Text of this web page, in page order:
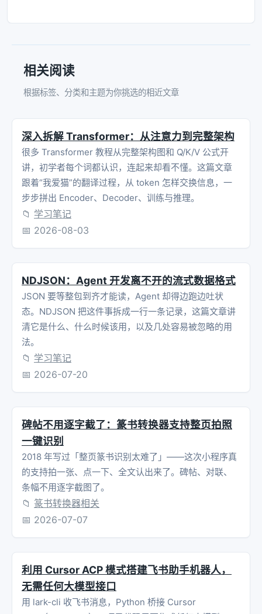
相关阅读
根据标签、分类和主题为你挑选的相近文章
深入拆解 Transformer：从注意力到完整架构
很多 Transformer 教程从完整架构图和 Q/K/V 公式开
讲，初学者每个词都认识，连起来却看不懂。这篇文章
跟着“我爱猫”的翻译过程，从 token 怎样交换信息，一
步步拼出 Encoder、Decoder、训练与推理。
📁 学习笔记
📅 2026-08-03
NDJSON：Agent 开发离不开的流式数据格式
JSON 要等整包到齐才能读，Agent 却得边跑边吐状
态。NDJSON 把这件事拆成一行一条记录，这篇文章讲
清它是什么、什么时候该用，以及几处容易被忽略的用
法。
📁 学习笔记
📅 2026-07-20
碑帖不用逐字截了：篆书转换器支持整页拍照
一键识别
2018 年写过「整页篆书识别太难了」——这次小程序真
的支持拍一张、点一下、全文认出来了。碑帖、对联、
条幅不用逐字截图了。
📁 篆书转换器相关
📅 2026-07-07
利用 Cursor ACP 模式搭建飞书助手机器人，
无需任何大模型接口
用 lark-cli 收飞书消息，Python 桥接 Cursor